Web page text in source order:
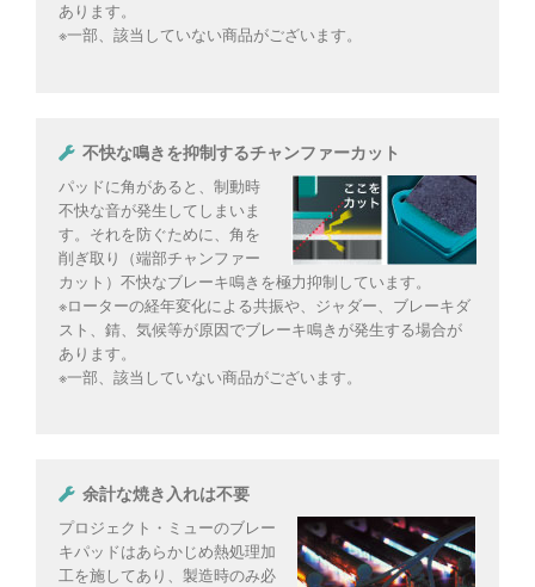
あります。
※一部、該当していない商品がございます。
不快な鳴きを抑制するチャンファーカット
パッドに角があると、制動時
不快な音が発生してしまいま
す。それを防ぐために、角を
削ぎ取り（端部チャンファー
カット）不快なブレーキ鳴きを極力抑制しています。
※ローターの経年変化による共振や、ジャダー、ブレーキダ
スト、錆、気候等が原因でブレーキ鳴きが発生する場合が
あります。
※一部、該当していない商品がございます。
余計な焼き入れは不要
プロジェクト・ミューのブレー
キパッドはあらかじめ熱処理加
工を施してあり、製造時のみ必